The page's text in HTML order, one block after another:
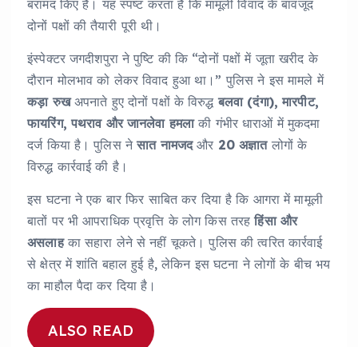
बरामद किए हैं। यह स्पष्ट करता है कि मामूली विवाद के बावजूद
दोनों पक्षों की तैयारी पूरी थी।
इंस्पेक्टर जगदीशपुरा ने पुष्टि की कि “दोनों पक्षों में जूता खरीद के
दौरान मोलभाव को लेकर विवाद हुआ था।” पुलिस ने इस मामले में
कड़ा रुखअपनाते हुए दोनों पक्षों के विरुद्धबलवा (दंगा), मारपीट,
फायरिंग, पथराव और जानलेवा हमलाकी गंभीर धाराओं में मुकदमा
दर्ज किया है। पुलिस नेसात नामजदऔर 20 अज्ञातलोगों के
विरुद्ध कार्रवाई की है।
इस घटना ने एक बार फिर साबित कर दिया है कि आगरा में मामूली
बातों पर भी आपराधिक प्रवृत्ति के लोग किस तरहहिंसा और
असलाहका सहारा लेने से नहीं चूकते। पुलिस की त्वरित कार्रवाई
से क्षेत्र में शांति बहाल हुई है, लेकिन इस घटना ने लोगों के बीच भय
का माहौल पैदा कर दिया है।
ALSO READ